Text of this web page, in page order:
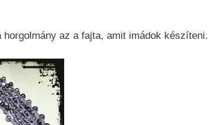
az a fajta, amit imádok készíteni.